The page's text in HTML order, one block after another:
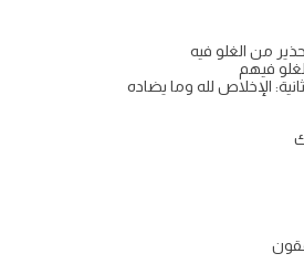
من الغلو فيه
فيهم
الإخلاص لله وما يضاده